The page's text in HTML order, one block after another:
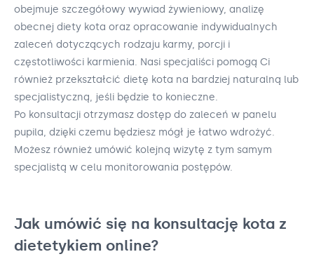
obejmuje szczegółowy wywiad żywieniowy, analizę
obecnej diety kota oraz opracowanie indywidualnych
zaleceń dotyczących rodzaju karmy, porcji i
częstotliwości karmienia. Nasi specjaliści pomogą Ci
również przekształcić dietę kota na bardziej naturalną lub
specjalistyczną, jeśli będzie to konieczne.
Po konsultacji otrzymasz dostęp do zaleceń w panelu
pupila, dzięki czemu będziesz mógł je łatwo wdrożyć.
Możesz również umówić kolejną wizytę z tym samym
specjalistą w celu monitorowania postępów.
Jak umówić się na konsultację kota z
dietetykiem online?